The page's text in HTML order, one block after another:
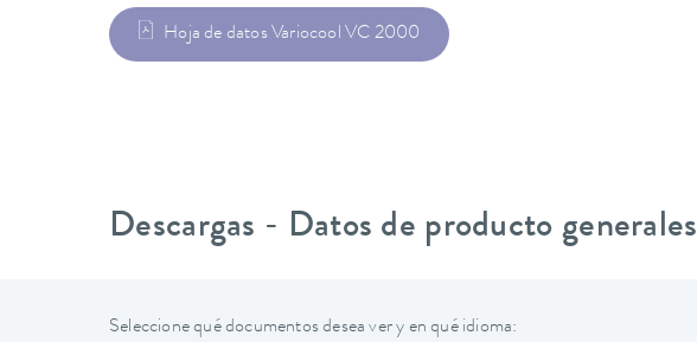
Hoja de datos Variocool VC 2000
Descargas - Datos de producto generales
Seleccione qué documentos desea ver y en qué idioma: